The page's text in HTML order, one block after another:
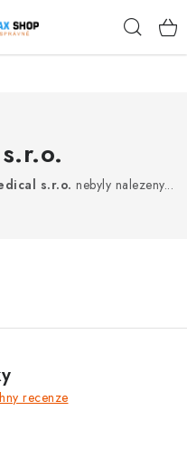
s.r.o. nebyly nalezeny...
recenze